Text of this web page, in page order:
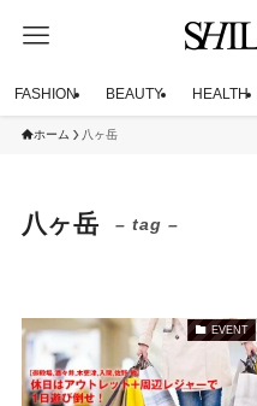
FASHION BEAUTY HEALTH
ホーム 八ヶ岳
八ヶ岳 – tag –
EVENT